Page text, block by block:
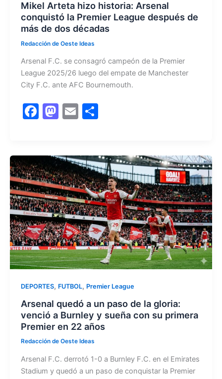
Mikel Arteta hizo historia: Arsenal
conquistó la Premier League después de
más de dos décadas
Redacción de Oeste Ideas
Arsenal F.C. se consagró campeón de la Premier
League 2025/26 luego del empate de Manchester
City F.C. ante AFC Bournemouth.
F
e
b
o
o
k
M
o
d
o
n
E
l
C
p
ar
tir
DEPORTES, FUTBOL, Premier League
Arsenal quedó a un paso de la gloria:
venció a Burnley y sueña con su primera
Premier en 22 años
Redacción de Oeste Ideas
Arsenal F.C. derrotó 1-0 a Burnley F.C. en el Emirates
Stadium y quedó a un paso de conquistar la Premier